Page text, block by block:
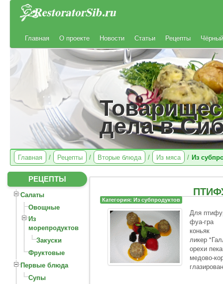
Главная О проекте Новости Статьи Рецепты
дела в
Главная / Рецепты / Вторые блюда / Из мяса / Из
РЕЦЕПТЫ
Салаты
Овощные
Из
морепродуктов
Закуски
Фруктовые
Первые блюда
Супы
Категория: Из субпродуктов
Для
фуа-гра
коньяк
ликер
орехи
медово-